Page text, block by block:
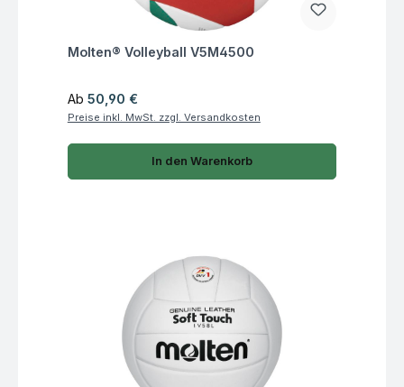
Fragen zum Artikel
Molten® Volleyball V5M4500
Regulärer Preis:
Ab 50,90 €
Preise inkl. MwSt. zzgl. Versandkosten
In den Warenkorb